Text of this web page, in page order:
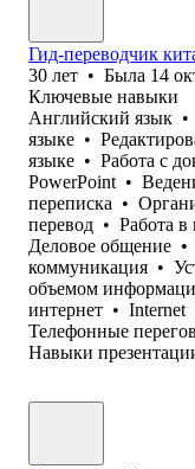
Гид-переводчик
30 лет • Была 14
Ключевые навыки
Английский язык •
языке •
языке • Работа с
PowerPoint •
переписка •
перевод • Работа в
Деловое общение •
коммуникация •
объемом
интернет • Internet
Телефонные
Навыки